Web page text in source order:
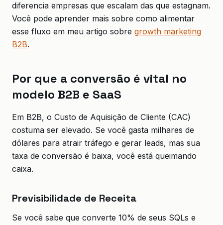
diferencia empresas que escalam das que estagnam.
Você pode aprender mais sobre como alimentar
esse fluxo em meu artigo sobre growth marketing
B2B.
Por que a conversão é vital no
modelo B2B e SaaS
Em B2B, o Custo de Aquisição de Cliente (CAC)
costuma ser elevado. Se você gasta milhares de
dólares para atrair tráfego e gerar leads, mas sua
taxa de conversão é baixa, você está queimando
caixa.
Previsibilidade de Receita
Se você sabe que converte 10% de seus SQLs e